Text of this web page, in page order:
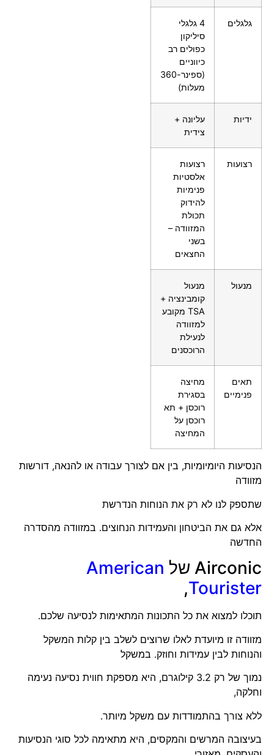
גלגלים
4 גלגלי
סיליקון
כפולים רב
כיווניים
(ספינר-360
מעלות)
ידיות
עליונה +
צידית
רצועות
רצועות
אלסטיות
פנימיות
להידוק
תכולת
המזוודה –
בשני
החצאים
מנעול
מנעול
קומבינציה +
TSA מקובע
למזוודה
לנעילת
הרוכסנים
תאים
פנימיים
מחיצה
בסגירת
רוכסן + תא
רוכסן על
המחיצה
הנסיעות היומיומיות, בין אם לצורך עבודה או להנאה, דורשות
מזוודה
שתספק לנו לא רק את הנוחות הנדרשת
אלא גם את הביטחון והעמידות הנחוצים. במזוודה מהסדרה
החדשה
Airconic של
American
Tourister
,
תוכלו למצוא את כל התכונות המתאימות לנסיעה שלכם.
מזוודה זו מיועדת לאלו שרוצים לשלב בין קלות המשקל
והנוחות לבין עמידות וחוזק. במשקל
נמוך של רק 3.2 קילוגרם, היא מספקת חווית נסיעה נעימה
וחלקה,
ללא צורך בהתמודדות עם משקל מיותר.
בעיצובה המרשים והמקסים, היא מתאימה לכל סוגי הנסיעות